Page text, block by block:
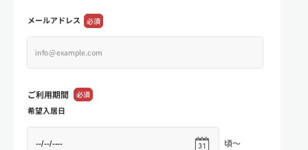
メールアドレス 必須
ご利用期間 必須
希望入居日
頃～